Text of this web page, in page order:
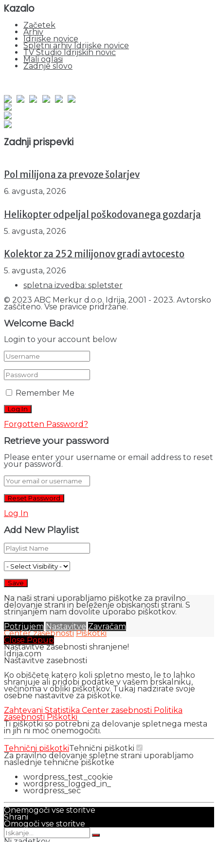
Kazalo
Začetek
Arhiv
Idrijske novice
Spletni arhiv Idrijske novice
TV Studio Idrijskih novic
Mali oglasi
Zadnje slovo
Zadnji prispevki
Pol milijona za prevoze šolarjev
6. avgusta, 2026
Helikopter odpeljal poškodovanega gozdarja
5. avgusta, 2026
Kolektor za 252 milijonov gradi avtocesto
5. avgusta, 2026
spletna izvedba: spletster
© 2023 ABC Merkur d.o.o. Idrija, 2001 - 2023. Avtorsko
zaščiteno. Vse pravice pridržane.
Welcome Back!
Login to your account below
Remember Me
Forgotten Password?
Retrieve your password
Please enter your username or email address to reset
your password.
Log In
Add New Playlist
Na naši strani uporabljamo piškotke za pravilno
delovanje strani in beleženje obiskanosti strani. S
strinjanjem nam dovolite uporabo piškotkov.
Potrjujem Nastavitve Zavračam
Center zasebnosti Piškotki
Close Popup
Nastavitve zasebnosti shranjene!
Idrija.com
Nastavitve zasebnosti
Ko obiščete katero koli spletno mesto, le to lahko
shranjuje ali pridobi podatke v vašem brskalniku,
večinoma v obliki piškotkov. Tukaj nadzirate svoje
osebne nastavitve za piškotke.
Zahtevani Statistika Center zasebnosti Politika
zasebnosti Piškotki
Ti piškotki so potrebni za delovanje spletnega mesta
in jih ni moč onemogočiti.
Tehnični piškotkiTehnični piškotki
Za pravilno delovanje spletne strani uporabljamo
naslednje tehnične piškotke
wordpress_test_cookie
wordpress_logged_in_
wordpress_sec
Onemogoči vse storitve
Shrani
Omogoči vse storitve